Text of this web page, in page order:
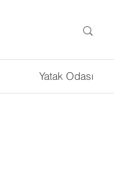
Yatak Odası